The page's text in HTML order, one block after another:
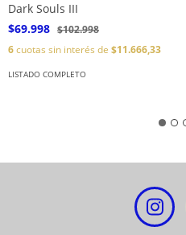
Dark Souls III
$69.998 $102.998
6cuotas sin interés de $11.666,33
LISTADO COMPLETO